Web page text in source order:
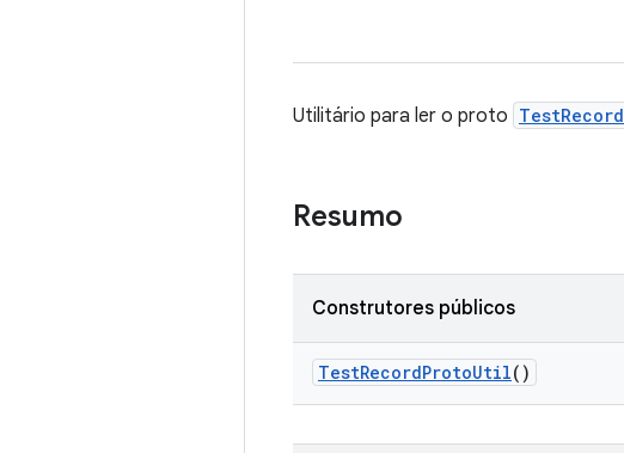
Utilitário para ler o proto TestRecord
Resumo
Construtores públicos
TestRecordProtoUtil()